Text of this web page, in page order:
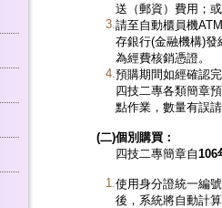
送（郵資）費用；
3. 請至自動櫃員機
存銀行(金融機構)
為經費核銷憑證。
4. 預購期間如經確認
四技二專各類簡章
點作業，數量有誤
(二)個別購買：
四技二專簡章自106
1. 使用身分證統一編
後，系統將自動計